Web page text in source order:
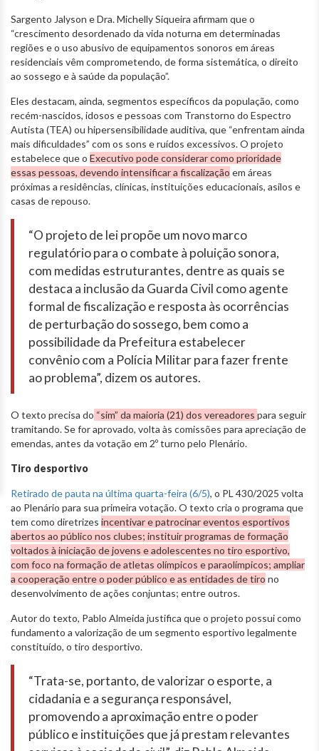
Sargento Jalyson e Dra. Michelly Siqueira afirmam que o
“crescimento desordenado da vida noturna em determinadas
regiões e o uso abusivo de equipamentos sonoros em áreas
residenciais vêm comprometendo, de forma sistemática, o direito
ao sossego e à saúde da população”.
Eles destacam, ainda, segmentos específicos da população, como
recém-nascidos, idosos e pessoas com Transtorno do Espectro
Autista (TEA) ou hipersensibilidade auditiva, que “enfrentam ainda
mais dificuldades” com os sons e ruídos excessivos. O projeto
estabelece que o Executivo pode considerar como prioridade
essas pessoas, devendo intensificar a fiscalização em áreas
próximas a residências, clínicas, instituições educacionais, asilos e
casas de repouso.
“O projeto de lei propõe um novo marco
regulatório para o combate à poluição sonora,
com medidas estruturantes, dentre as quais se
destaca a inclusão da Guarda Civil como agente
formal de fiscalização e resposta às ocorrências
de perturbação do sossego, bem como a
possibilidade da Prefeitura estabelecer
convênio com a Polícia Militar para fazer frente
ao problema”, dizem os autores.
O texto precisa do “sim” da maioria (21) dos vereadores para seguir
tramitando. Se for aprovado, volta às comissões para apreciação de
emendas, antes da votação em 2º turno pelo Plenário.
Tiro desportivo
Retirado de pauta na última quarta-feira (6/5), o PL 430/2025 volta
ao Plenário para sua primeira votação. O texto cria o programa que
tem como diretrizes incentivar e patrocinar eventos esportivos
abertos ao público nos clubes; instituir programas de formação
voltados à iniciação de jovens e adolescentes no tiro esportivo,
com foco na formação de atletas olímpicos e paraolímpicos; ampliar
a cooperação entre o poder público e as entidades de tiro no
desenvolvimento de ações conjuntas; entre outros.
Autor do texto, Pablo Almeida justifica que o projeto possui como
fundamento a valorização de um segmento esportivo legalmente
constituído, o tiro desportivo.
“Trata-se, portanto, de valorizar o esporte, a
cidadania e a segurança responsável,
promovendo a aproximação entre o poder
público e instituições que já prestam relevantes